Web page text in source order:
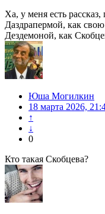
Ха, у меня есть
Даздрапермой, как
Дездемоной, как
Юша Могилкин
18 марта 2026,
↑
↓
0
Кто такая Скобцева?